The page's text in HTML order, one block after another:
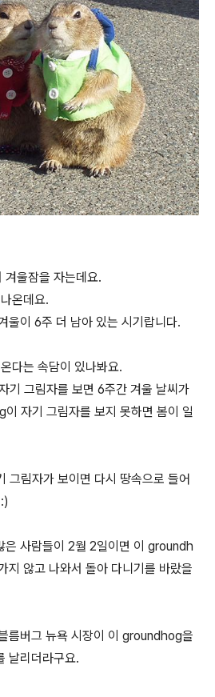
겨울잠을 자는데요.
온데요.
울이 6주 더 남아 있는 시기랍니다.
다는 속담이 있나봐요.
기 그림자를 보면 6주간 겨울 날씨가
자기 그림자를 보지 못하면 봄이 일
림자가 보이면 다시 땅속으로 들어
은 사람들이 2월 2일이면 이 groundh
지 않고 나와서 돌아 다니기를 바랐을
름버그 뉴욕 시장이 이 groundhog을
날리더라구요.